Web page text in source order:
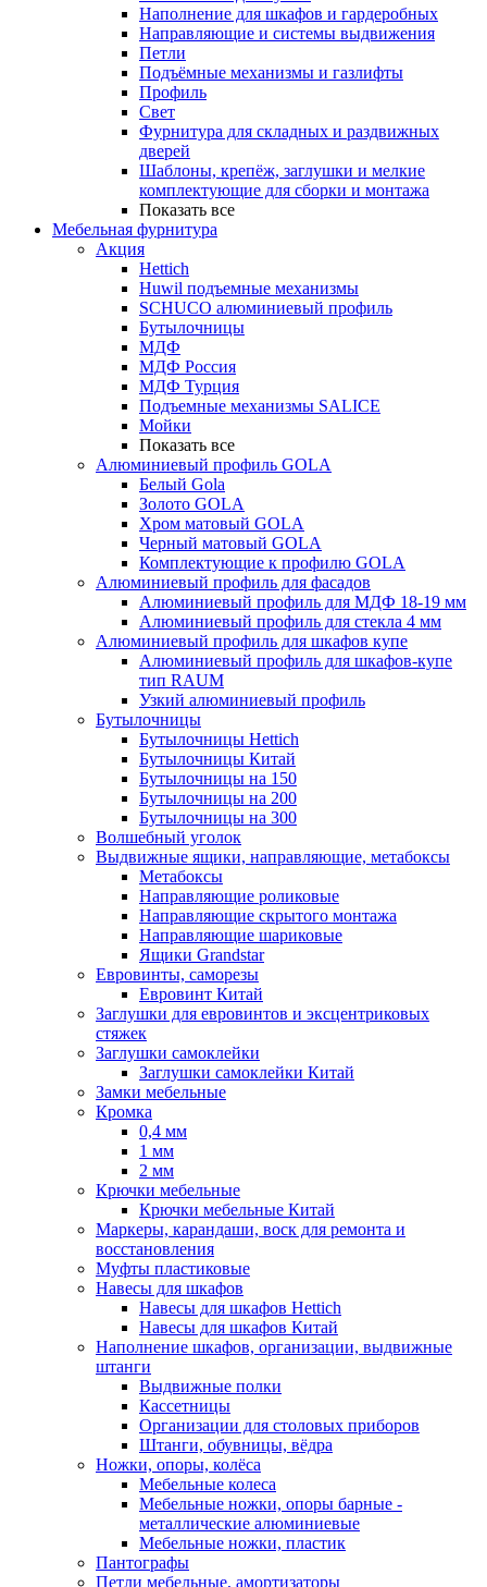
Наполнение для шкафов и гардеробных
Направляющие и системы выдвижения
Петли
Подъёмные механизмы и газлифты
Профиль
Свет
Фурнитура для складных и раздвижных
дверей
Шаблоны, крепёж, заглушки и мелкие
комплектующие для сборки и монтажа
Показать все
Мебельная фурнитура
Акция
Hettich
Huwil подъемные механизмы
SCHUCO алюминиевый профиль
Бутылочницы
МДФ
МДФ Россия
МДФ Турция
Подъемные механизмы SALICE
Мойки
Показать все
Алюминиевый профиль GOLA
Белый Gola
Золото GOLA
Хром матовый GOLA
Черный матовый GOLA
Комплектующие к профилю GOLA
Алюминиевый профиль для фасадов
Алюминиевый профиль для МДФ 18-19 мм
Алюминиевый профиль для стекла 4 мм
Алюминиевый профиль для шкафов купе
Алюминиевый профиль для шкафов-купе
тип RAUM
Узкий алюминиевый профиль
Бутылочницы
Бутылочницы Hettich
Бутылочницы Китай
Бутылочницы на 150
Бутылочницы на 200
Бутылочницы на 300
Волшебный уголок
Выдвижные ящики, направляющие, метабоксы
Метабоксы
Направляющие роликовые
Направляющие скрытого монтажа
Направляющие шариковые
Ящики Grandstar
Евровинты, саморезы
Евровинт Китай
Заглушки для евровинтов и эксцентриковых
стяжек
Заглушки самоклейки
Заглушки самоклейки Китай
Замки мебельные
Кромка
0,4 мм
1 мм
2 мм
Крючки мебельные
Крючки мебельные Китай
Маркеры, карандаши, воск для ремонта и
восстановления
Муфты пластиковые
Навесы для шкафов
Навесы для шкафов Hettich
Навесы для шкафов Китай
Наполнение шкафов, организации, выдвижные
штанги
Выдвижные полки
Кассетницы
Организации для столовых приборов
Штанги, обувницы, вёдра
Ножки, опоры, колёса
Мебельные колеса
Мебельные ножки, опоры барные -
металлические алюминиевые
Мебельные ножки, пластик
Пантографы
Петли мебельные, амортизаторы